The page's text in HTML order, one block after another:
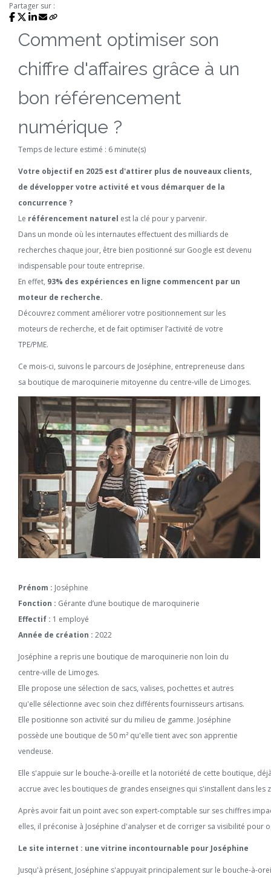
Partager sur :
Comment optimiser son
chiffre d'affaires grâce à un
bon référencement
numérique ?
Temps de lecture estimé : 6 minute(s)
Votre objectif en 2025 est d'attirer plus de nouveaux clients,
de développer votre activité et vous démarquer de la
concurrence ?
Le référencement naturel est la clé pour y parvenir.
Dans un monde où les internautes effectuent des milliards de
recherches chaque jour, être bien positionné sur Google est devenu
indispensable pour toute entreprise.
En effet, 93% des expériences en ligne commencent par un
moteur de recherche.
Découvrez comment améliorer votre positionnement sur les
moteurs de recherche, et de fait optimiser l’activité de votre
TPE/PME.
Ce mois-ci, suivons le parcours de Joséphine, entrepreneuse dans
sa boutique de maroquinerie mitoyenne du centre-ville de Limoges.
Prénom : Joséphine
Fonction : Gérante d’une boutique de maroquinerie
Effectif : 1 employé
Année de création : 2022
Joséphine a repris une boutique de maroquinerie non loin du
centre-ville de Limoges.
Elle propose une sélection de sacs, valises, pochettes et autres
qu'elle sélectionne avec soin chez différents fournisseurs artisans.
Elle positionne son activité sur du milieu de gamme. Joséphine
possède une boutique de 50 m² qu'elle tient avec son apprentie
vendeuse.
Elle s'appuie sur le bouche-à-oreille et la notoriété de cette boutique,
accrue avec les boutiques de grandes enseignes qui s'installent dans les
Après avoir fait un point avec son expert-comptable sur ses chiffres
elles, il préconise à Joséphine d'analyser et de corriger sa visibilité
Le site internet : une vitrine incontournable pour Joséphine
Jusqu'à présent, Joséphine s'appuyait principalement sur le bouche-à-